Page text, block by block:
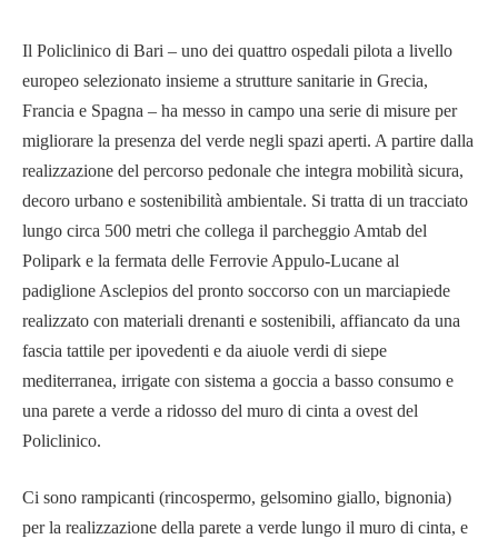
Il Policlinico di Bari – uno dei quattro ospedali pilota a livello
europeo selezionato insieme a strutture sanitarie in Grecia,
Francia e Spagna – ha messo in campo una serie di misure per
migliorare la presenza del verde negli spazi aperti. A partire dalla
realizzazione del percorso pedonale che integra mobilità sicura,
decoro urbano e sostenibilità ambientale. Si tratta di un tracciato
lungo circa 500 metri che collega il parcheggio Amtab del
Polipark e la fermata delle Ferrovie Appulo-Lucane al
padiglione Asclepios del pronto soccorso con un marciapiede
realizzato con materiali drenanti e sostenibili, affiancato da una
fascia tattile per ipovedenti e da aiuole verdi di siepe
mediterranea, irrigate con sistema a goccia a basso consumo e
una parete a verde a ridosso del muro di cinta a ovest del
Policlinico.
Ci sono rampicanti (rincospermo, gelsomino giallo, bignonia)
per la realizzazione della parete a verde lungo il muro di cinta, e